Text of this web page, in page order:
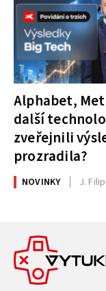
Alphabet,
další
zveřejnili
prozradila?
NOVINKY J. Filip